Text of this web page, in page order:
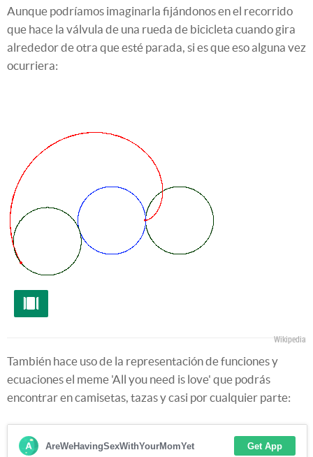
Aunque podríamos imaginarla fijándonos en el recorrido
que hace la válvula de una rueda de bicicleta cuando gira
alrededor de otra que esté parada, si es que eso alguna vez
ocurriera:
Wikipedia
También hace uso de la representación de funciones y
ecuaciones el meme 'All you need is love' que podrás
encontrar en camisetas, tazas y casi por cualquier parte: